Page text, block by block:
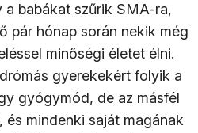
babákat szűrik SMA-ra,
pár hónap során nekik még
minőségi életet élni.
gyerekekért folyik a
gyógymód, de az másfél
és mindenki saját magának